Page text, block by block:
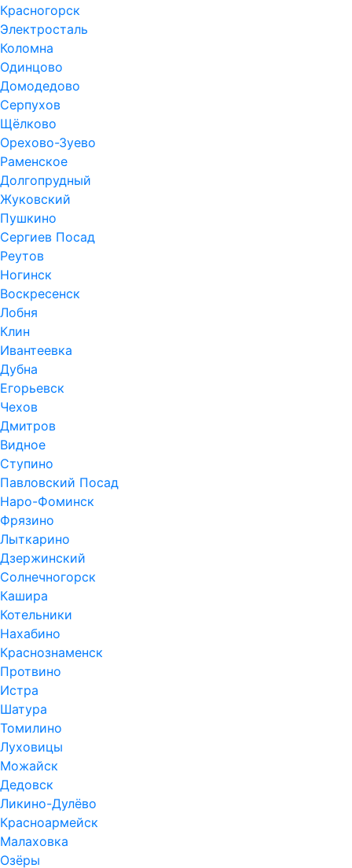
Красногорск
Электросталь
Коломна
Одинцово
Домодедово
Серпухов
Щёлково
Орехово-Зуево
Раменское
Долгопрудный
Жуковский
Пушкино
Сергиев Посад
Реутов
Ногинск
Воскресенск
Лобня
Клин
Ивантеевка
Дубна
Егорьевск
Чехов
Дмитров
Видное
Ступино
Павловский Посад
Наро-Фоминск
Фрязино
Лыткарино
Дзержинский
Солнечногорск
Кашира
Котельники
Нахабино
Краснознаменск
Протвино
Истра
Шатура
Томилино
Луховицы
Можайск
Дедовск
Ликино-Дулёво
Красноармейск
Малаховка
Озёры